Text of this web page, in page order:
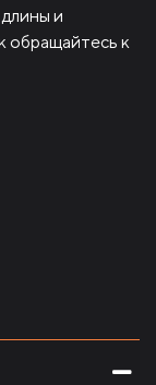
и
обращайтесь к